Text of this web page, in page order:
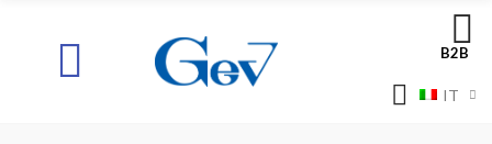
B2B
IT